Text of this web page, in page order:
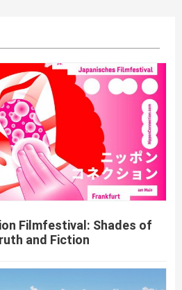
Filmfestival: Shades of
and Fiction